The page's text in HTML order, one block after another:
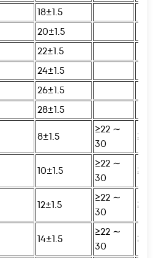
18±1.5
20±1.5
22±1.5
24±1.5
26±1.5
28±1.5
8±1.5
≥22 ∼
30
10±1.5
≥22 ∼
30
12±1.5
≥22 ∼
30
14±1.5
≥22 ∼
30